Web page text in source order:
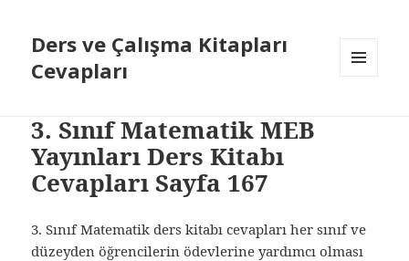
Ders ve Çalışma Kitapları
Cevapları
3. Sınıf Matematik MEB
Yayınları Ders Kitabı
Cevapları Sayfa 167
3. Sınıf Matematik ders kitabı cevapları her sınıf ve
düzeyden öğrencilerin ödevlerine yardımcı olması